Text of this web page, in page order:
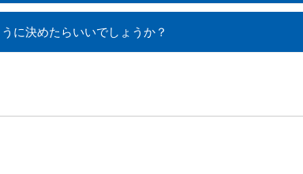
に決めたらいいでしょうか？